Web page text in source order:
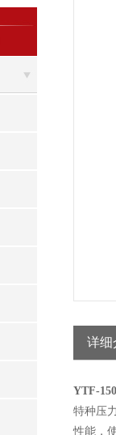
详细
YTF-
特种压
性能，